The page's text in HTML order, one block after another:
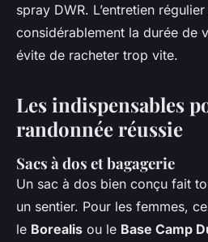
spray DWR. L’entretien
considérablement la durée de
évite de racheter trop vite.
Les indispensables
randonnée réussie
Sacs à dos et bagagerie
Un sac à dos bien conçu fait
un sentier. Pour les femmes,
le Borealis ou le Base Camp